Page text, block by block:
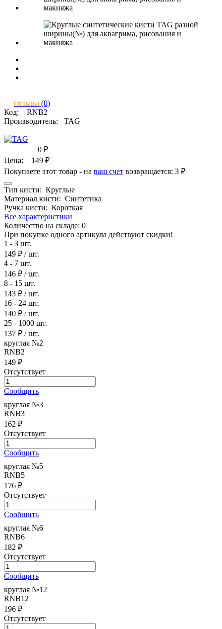
Отзывы (0)
Код: RNB2
Производитель: TAG
0 ₽
Цена: 149 ₽
Покупаете этот товар - на ваш счет возвращается: 3 ₽
Тип кисти: Круглые
Материал кисти: Синтетика
Ручка кисти: Короткая
Все характеристики
Количество на складе: 0
При покупке одного артикула действуют скидки!
1 - 3 шт.
149 ₽ / шт.
4 - 7 шт.
146 ₽ / шт.
8 - 15 шт.
143 ₽ / шт.
16 - 24 шт.
140 ₽ / шт.
25 - 1000 шт.
137 ₽ / шт.
круглая №2
RNB2
149 ₽
Отсутствует
Сообщить
круглая №3
RNB3
162 ₽
Отсутствует
Сообщить
круглая №5
RNB5
176 ₽
Отсутствует
Сообщить
круглая №6
RNB6
182 ₽
Отсутствует
Сообщить
круглая №12
RNB12
196 ₽
Отсутствует